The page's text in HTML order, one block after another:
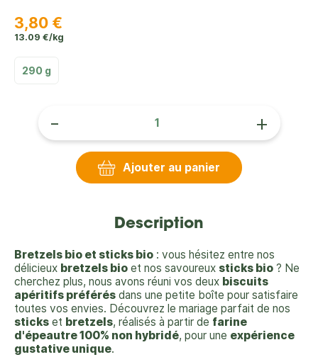
3,80 €
13.09 €/kg
290 g
- +
Ajouter au panier
Description
Bretzels bio et sticks bio : vous hésitez entre nos
délicieux bretzels bio et nos savoureux sticks bio ? Ne
cherchez plus, nous avons réuni vos deux biscuits
apéritifs préférés dans une petite boîte pour satisfaire
toutes vos envies. Découvrez le mariage parfait de nos
sticks et bretzels, réalisés à partir de farine
d'épeautre 100% non hybridé, pour une expérience
gustative unique.